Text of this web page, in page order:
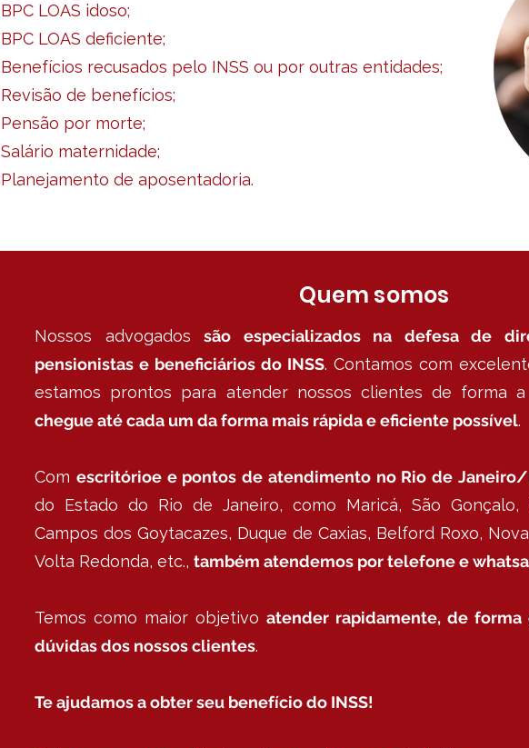
BPC LOAS idoso;
BPC LOAS deficiente;
Benefícios recusados pelo INSS ou por outras entidades;
Revisão de benefícios;
Pensão por morte;
Salário maternidade;
Planejamento de aposentadoria.
Quem somos
Nossos advogadossão especializados na defesa de
pensionistas e beneficiários do INSS. Contamos com
estamos prontos para atender nossos clientes de forma a
chegue até cada um da forma mais rápida e eficiente possível.
Com escritórioe e pontos de atendimento no Rio de Janeiro/
do Estado do Rio de Janeiro, como Maricá, São Gonçalo,
Campos dos Goytacazes, Duque de Caxias, Belford Roxo,
Volta Redonda, etc., também atendemos por telefone e
Temos como maior objetivo atender rapidamente, de
dúvidas dos nossos clientes.
Te ajudamos a obter seu benefício do INSS!